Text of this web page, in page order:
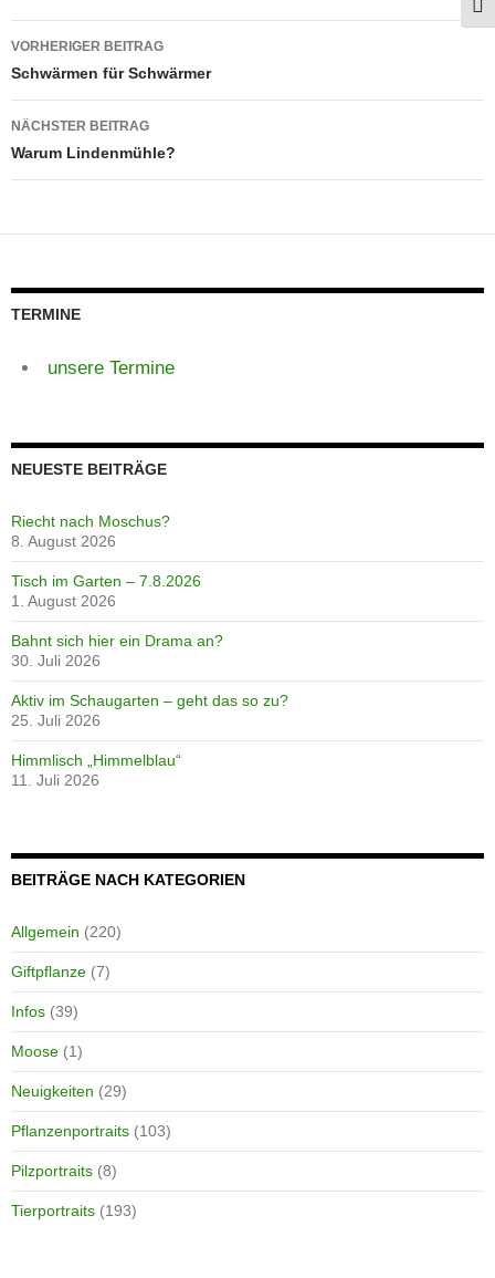
Beitragsnavigation
VORHERIGER BEITRAG
Schwärmen für Schwärmer
NÄCHSTER BEITRAG
Warum Lindenmühle?
TERMINE
unsere Termine
NEUESTE BEITRÄGE
Riecht nach Moschus?
8. August 2026
Tisch im Garten – 7.8.2026
1. August 2026
Bahnt sich hier ein Drama an?
30. Juli 2026
Aktiv im Schaugarten – geht das so zu?
25. Juli 2026
Himmlisch „Himmelblau“
11. Juli 2026
BEITRÄGE NACH KATEGORIEN
Allgemein (220)
Giftpflanze (7)
Infos (39)
Moose (1)
Neuigkeiten (29)
Pflanzenportraits (103)
Pilzportraits (8)
Tierportraits (193)